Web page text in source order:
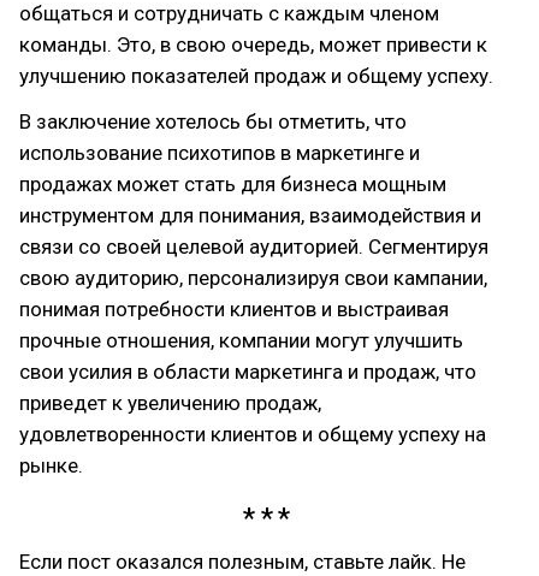
общаться и сотрудничать с каждым членом
команды. Это, в свою очередь, может привести к
улучшению показателей продаж и общему успеху.
В заключение хотелось бы отметить, что
использование психотипов в маркетинге и
продажах может стать для бизнеса мощным
инструментом для понимания, взаимодействия и
связи со своей целевой аудиторией. Сегментируя
свою аудиторию, персонализируя свои кампании,
понимая потребности клиентов и выстраивая
прочные отношения, компании могут улучшить
свои усилия в области маркетинга и продаж, что
приведет к увеличению продаж,
удовлетворенности клиентов и общему успеху на
рынке.
Если пост оказался полезным, ставьте лайк. Не